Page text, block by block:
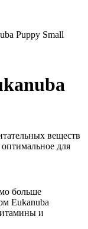
Puppy Small
веществ
для
больше
Eukanuba
и